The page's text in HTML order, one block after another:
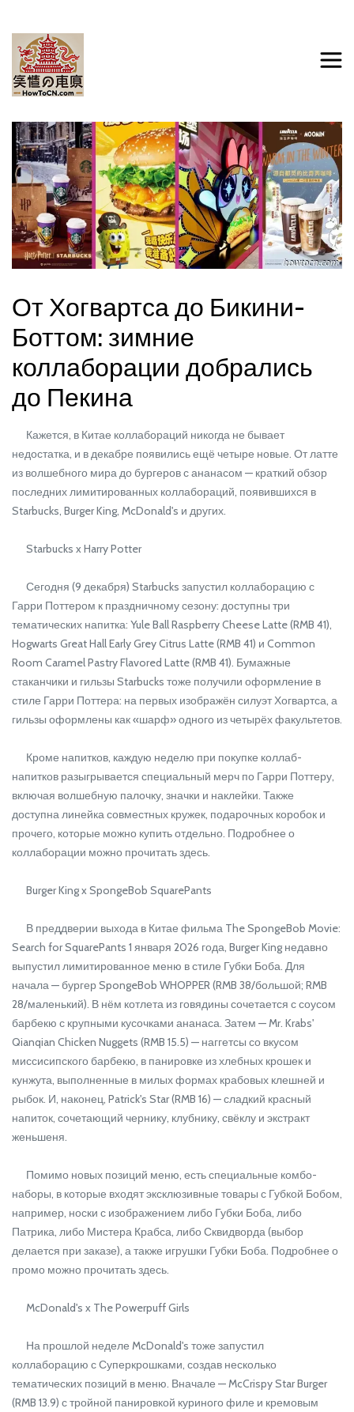
От Хогвартса до Бикини-
Боттом: зимние
коллаборации добрались
до Пекина
Кажется, в Китае коллабораций никогда не бывает
недостатка, и в декабре появились ещё четыре новые. От латте
из волшебного мира до бургеров с ананасом — краткий обзор
последних лимитированных коллабораций, появившихся в
Starbucks, Burger King, McDonald's и других.
Starbucks x Harry Potter
Сегодня (9 декабря) Starbucks запустил коллаборацию с
Гарри Поттером к праздничному сезону: доступны три
тематических напитка: Yule Ball Raspberry Cheese Latte (RMB 41),
Hogwarts Great Hall Early Grey Citrus Latte (RMB 41) и Common
Room Caramel Pastry Flavored Latte (RMB 41). Бумажные
стаканчики и гильзы Starbucks тоже получили оформление в
стиле Гарри Поттера: на первых изображён силуэт Хогвартса, а
гильзы оформлены как «шарф» одного из четырёх факультетов.
Кроме напитков, каждую неделю при покупке коллаб-
напитков разыгрывается специальный мерч по Гарри Поттеру,
включая волшебную палочку, значки и наклейки. Также
доступна линейка совместных кружек, подарочных коробок и
прочего, которые можно купить отдельно. Подробнее о
коллаборации можно прочитать здесь.
Burger King x SpongeBob SquarePants
В преддверии выхода в Китае фильма The SpongeBob Movie:
Search for SquarePants 1 января 2026 года, Burger King недавно
выпустил лимитированное меню в стиле Губки Боба. Для
начала — бургер SpongeBob WHOPPER (RMB 38/большой; RMB
28/маленький). В нём котлета из говядины сочетается с соусом
барбекю с крупными кусочками ананаса. Затем — Mr. Krabs'
Qianqian Chicken Nuggets (RMB 15.5) — наггетсы со вкусом
миссисипского барбекю, в панировке из хлебных крошек и
кунжута, выполненные в милых формах крабовых клешней и
рыбок. И, наконец, Patrick's Star (RMB 16) — сладкий красный
напиток, сочетающий чернику, клубнику, свёклу и экстракт
женьшеня.
Помимо новых позиций меню, есть специальные комбо-
наборы, в которые входят эксклюзивные товары с Губкой Бобом,
например, носки с изображением либо Губки Боба, либо
Патрика, либо Мистера Крабса, либо Сквидворда (выбор
делается при заказе), а также игрушки Губки Боба. Подробнее о
промо можно прочитать здесь.
McDonald's x The Powerpuff Girls
На прошлой неделе McDonald's тоже запустил
коллаборацию с Суперкрошками, создав несколько
тематических позиций в меню. Вначале — McCrispy Star Burger
(RMB 13.9) с тройной панировкой куриного филе и кремовым